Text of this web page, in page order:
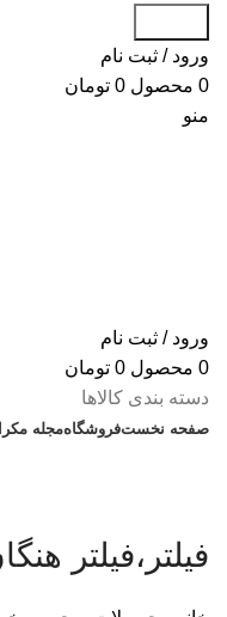
ورود / ثبت نام
0 محصول 0 تومان
منو
ورود / ثبت نام
0 محصول 0 تومان
دسته بندی کالاها
صفحه نخستفروشگاهمجله
فیلتر،فیلتر